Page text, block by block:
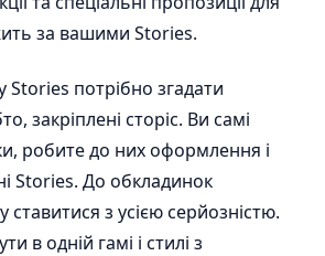
за вашими Stories.
Stories потрібно згадати
закріплені сторіс. Ви самі
робите до них оформлення і
Stories. До обкладинок
з усією серйозністю.
в одній гамі і стилі з